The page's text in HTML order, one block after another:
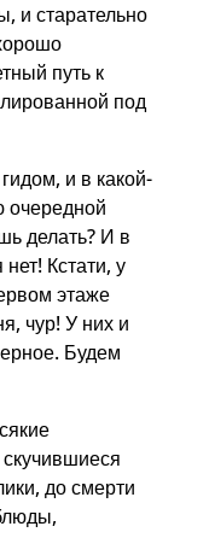
и старательно
путь к
под
и в какой-
очередной
делать? И в
Кстати, у
этаже
чур! У них и
Будем
до смерти